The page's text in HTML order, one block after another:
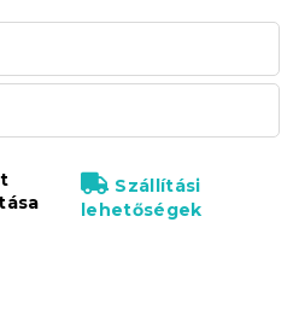
Szállítási
lehetőségek